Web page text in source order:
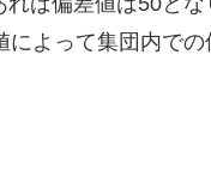
によって集団内で